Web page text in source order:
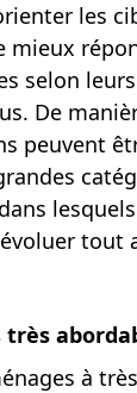
les
mieux
selon leurs
De
peuvent
tout
à